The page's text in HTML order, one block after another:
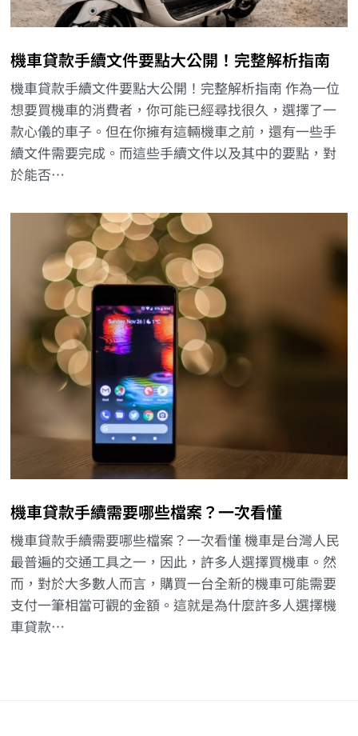
機車貸款手續文件要點大公開！完整解析指南
機車貸款手續文件要點大公開！完整解析指南 作為一位
想要買機車的消費者，你可能已經尋找很久，選擇了一
款心儀的車子。但在你擁有這輛機車之前，還有一些手
續文件需要完成。而這些手續文件以及其中的要點，對
於能否…
機車貸款手續需要哪些檔案？一次看懂
機車貸款手續需要哪些檔案？一次看懂 機車是台灣人民
最普遍的交通工具之一，因此，許多人選擇買機車。然
而，對於大多數人而言，購買一台全新的機車可能需要
支付一筆相當可觀的金額。這就是為什麼許多人選擇機
車貸款…